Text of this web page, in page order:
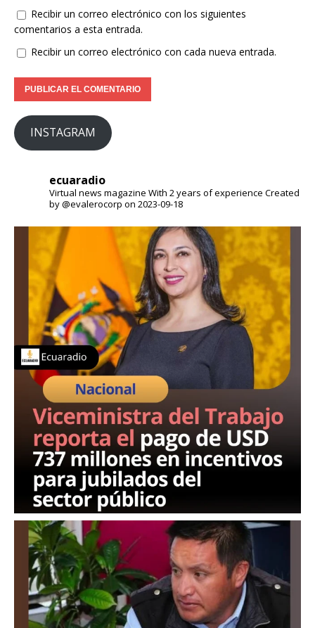
Recibir un correo electrónico con los siguientes
comentarios a esta entrada.
Recibir un correo electrónico con cada nueva entrada.
INSTAGRAM
ecuaradio
Virtual news magazine With 2 years of experience Created
by @evalerocorp on 2023-09-18